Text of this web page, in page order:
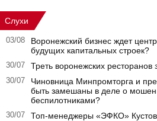
Слухи
03/08
Воронежский бизнес ждет
будущих капитальных строек?
30/07 Треть воронежских ресторанов
30/07
Чиновница Минпромторга и
быть замешаны в деле о
беспилотниками?
30/07 Топ-менеджеры «ЭФКО»